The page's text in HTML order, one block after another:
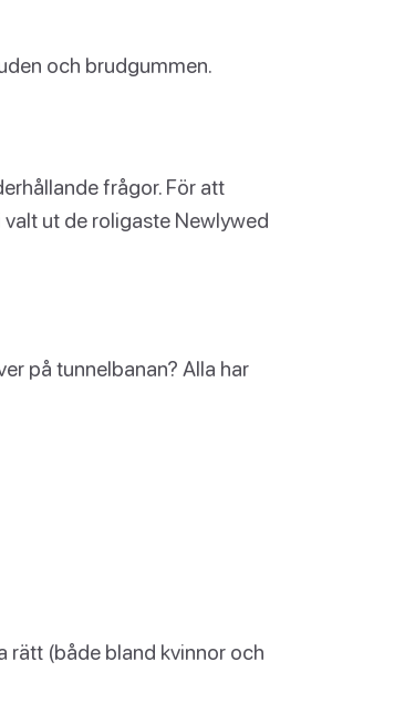
och brudgummen.
frågor. För att
ut de roligaste Newlywed
på tunnelbanan? Alla har
rätt (både bland kvinnor och